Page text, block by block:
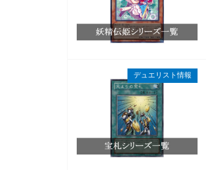
デュエリスト情報